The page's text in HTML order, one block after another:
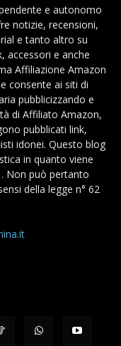
e autonomo
notizie, recensioni,
e tanto altro su
accessori e anche
Affiliazione Amazon
consente ai siti di
pubblicizzando e
di Affiliato Amazon,
pubblicati link,
idonei. Questo blog
in quanto viene
Non può pertanto
della legge n° 62